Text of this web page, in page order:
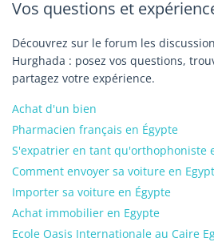
Vos questions et
Découvrez sur le forum les
Hurghada : posez vos questions,
partagez votre expérience.
Achat d'un bien
Pharmacien français en Égypte
S'expatrier en tant qu'orthophoniste
Comment envoyer sa voiture en
Importer sa voiture en Égypte
Achat immobilier en Egypte
Ecole Oasis Internationale au Caire